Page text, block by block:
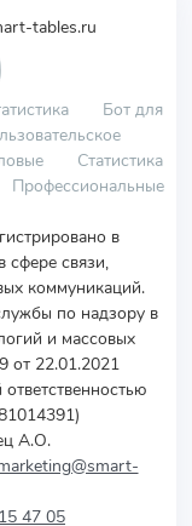
tables.ru
Бот для
Статистика
Профессиональные
в
сфере связи,
коммуникаций.
по надзору в
и массовых
22.01.2021
А.О.
47 05